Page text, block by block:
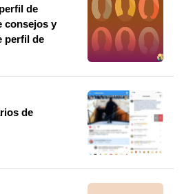
de
consejos y
perfil de
de